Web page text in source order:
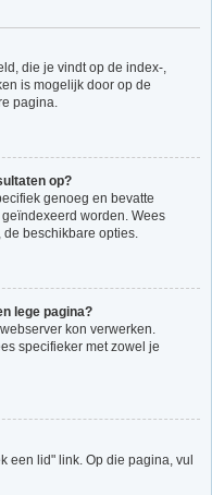
die je vindt op de index-,
is mogelijk door op de
pagina.
op?
genoeg en bevatte
worden. Wees
beschikbare opties.
lege pagina?
kon verwerken.
specifieker met zowel je
een lid" link. Op die pagina, vul